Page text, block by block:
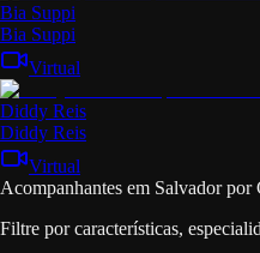
Bia Suppi
Bia Suppi
Virtual
Diddy Reis
Diddy Reis
Virtual
Acompanhantes em Salvador por
Filtre por características,